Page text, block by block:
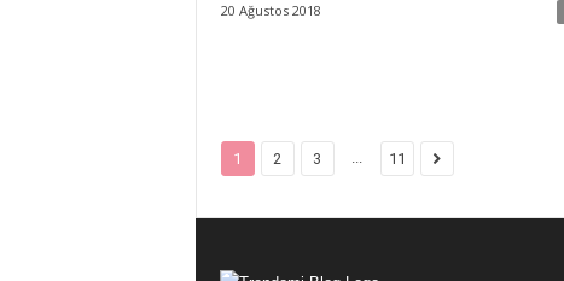
20 Ağustos 2018
1 2 3 ... 11